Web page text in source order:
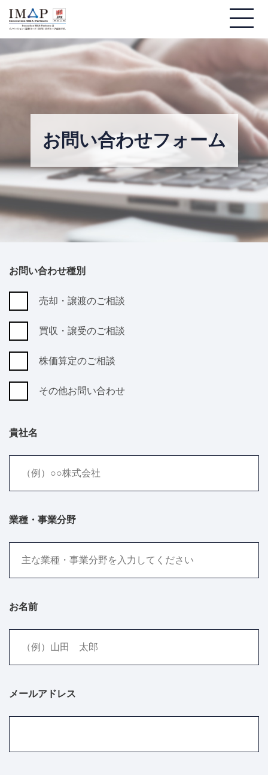
お問い合わせフォーム
お問い合わせ種別
売却・譲渡のご相談
買収・譲受のご相談
株価算定のご相談
その他お問い合わせ
貴社名
業種・事業分野
お名前
メールアドレス